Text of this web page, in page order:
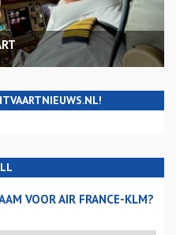
VOOR AIR FRANCE-KLM?